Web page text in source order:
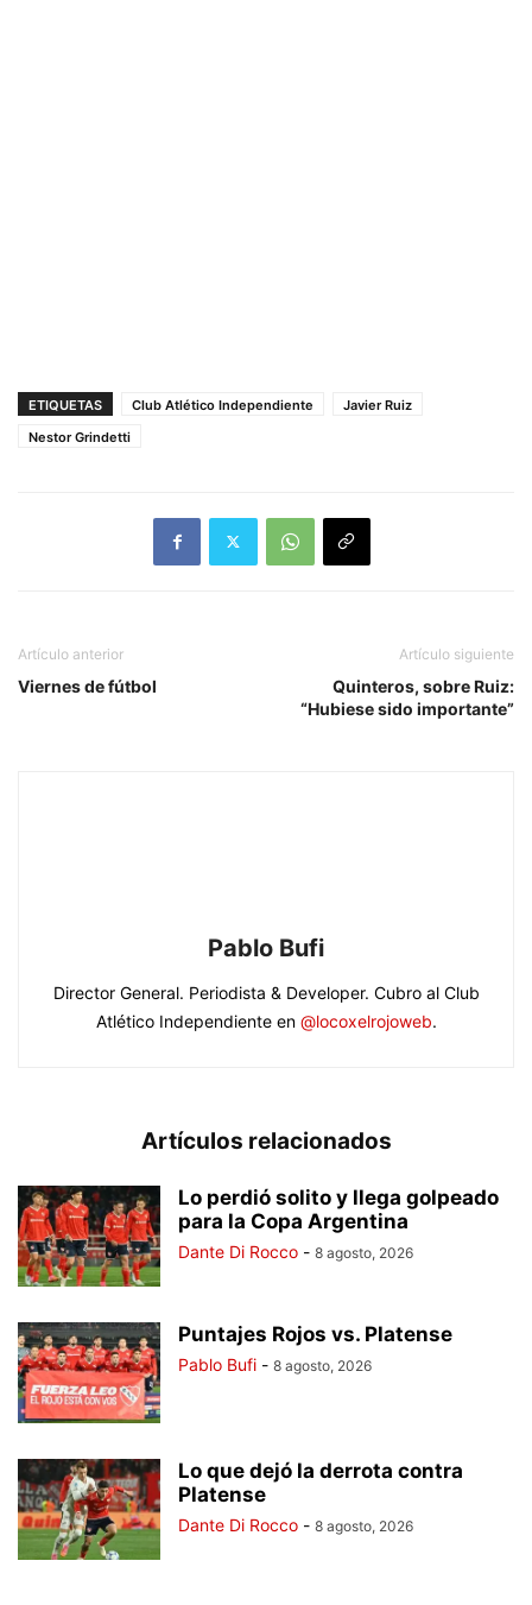
ETIQUETAS Club Atlético Independiente
Javier Ruiz
Nestor Grindetti
Artículo anterior
Viernes de fútbol
Artículo siguiente
Quinteros, sobre Ruiz:
“Hubiese sido importante”
Pablo Bufi
Director General. Periodista & Developer. Cubro al Club
Atlético Independiente en @locoxelrojoweb.
Artículos relacionados
Lo perdió solito y llega golpeado
para la Copa Argentina
Dante Di Rocco - 8 agosto, 2026
Puntajes Rojos vs. Platense
Pablo Bufi - 8 agosto, 2026
Lo que dejó la derrota contra
Platense
Dante Di Rocco - 8 agosto, 2026